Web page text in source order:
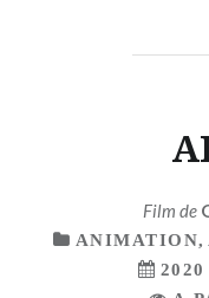
Film de
ANIMATION,
2020